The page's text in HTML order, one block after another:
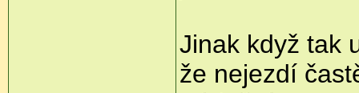
Jinak když tak
že nejezdí